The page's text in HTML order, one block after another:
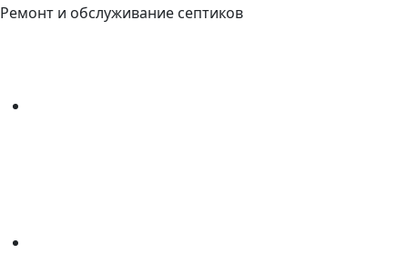
Ремонт и обслуживание септиков